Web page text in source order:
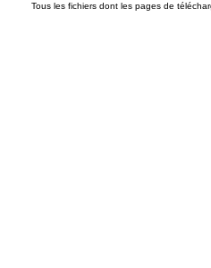
Tous les fichiers dont les pages de